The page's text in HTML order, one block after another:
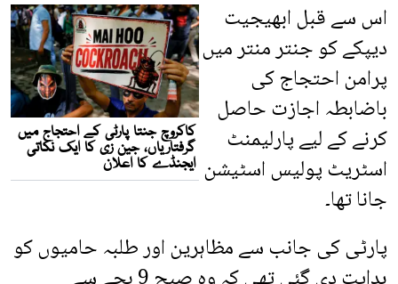
اس سے قبل ابھیجیت
دیپکے کو جنتر منتر میں
پرامن احتجاج کی
باضابطہ اجازت حاصل
کرنے کے لیے پارلیمنٹ
اسٹریٹ پولیس اسٹیشن
جانا تھا۔
پارٹی کی جانب سے مظاہرین اور طلبہ حامیوں کو